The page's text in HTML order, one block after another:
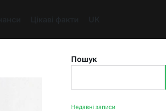
Пошук
Недавні записи